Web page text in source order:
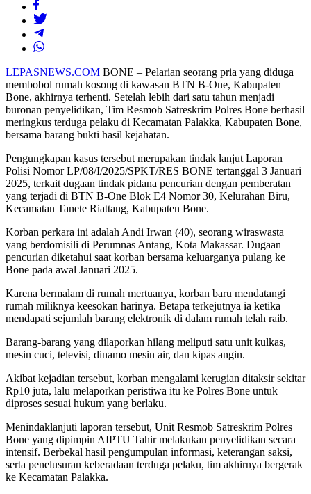
LEPASNEWS.COM BONE – Pelarian seorang pria yang diduga
membobol rumah kosong di kawasan BTN B-One, Kabupaten
Bone, akhirnya terhenti. Setelah lebih dari satu tahun menjadi
buronan penyelidikan, Tim Resmob Satreskrim Polres Bone berhasil
meringkus terduga pelaku di Kecamatan Palakka, Kabupaten Bone,
bersama barang bukti hasil kejahatan.
Pengungkapan kasus tersebut merupakan tindak lanjut Laporan
Polisi Nomor LP/08/I/2025/SPKT/RES BONE tertanggal 3 Januari
2025, terkait dugaan tindak pidana pencurian dengan pemberatan
yang terjadi di BTN B-One Blok E4 Nomor 30, Kelurahan Biru,
Kecamatan Tanete Riattang, Kabupaten Bone.
Korban perkara ini adalah Andi Irwan (40), seorang wiraswasta
yang berdomisili di Perumnas Antang, Kota Makassar. Dugaan
pencurian diketahui saat korban bersama keluarganya pulang ke
Bone pada awal Januari 2025.
Karena bermalam di rumah mertuanya, korban baru mendatangi
rumah miliknya keesokan harinya. Betapa terkejutnya ia ketika
mendapati sejumlah barang elektronik di dalam rumah telah raib.
Barang-barang yang dilaporkan hilang meliputi satu unit kulkas,
mesin cuci, televisi, dinamo mesin air, dan kipas angin.
Akibat kejadian tersebut, korban mengalami kerugian ditaksir sekitar
Rp10 juta, lalu melaporkan peristiwa itu ke Polres Bone untuk
diproses sesuai hukum yang berlaku.
Menindaklanjuti laporan tersebut, Unit Resmob Satreskrim Polres
Bone yang dipimpin AIPTU Tahir melakukan penyelidikan secara
intensif. Berbekal hasil pengumpulan informasi, keterangan saksi,
serta penelusuran keberadaan terduga pelaku, tim akhirnya bergerak
ke Kecamatan Palakka.